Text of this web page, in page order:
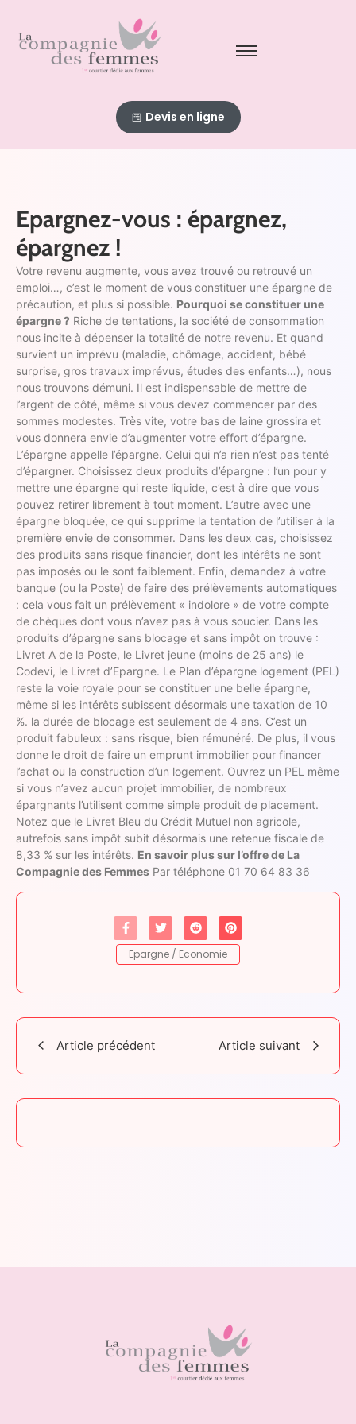
Devis en ligne
Epargnez-vous : épargnez,
épargnez !
Votre revenu augmente, vous avez trouvé ou retrouvé un
emploi…, c’est le moment de vous constituer une épargne de
précaution, et plus si possible. Pourquoi se constituer une
épargne ? Riche de tentations, la société de consommation
nous incite à dépenser la totalité de notre revenu. Et quand
survient un imprévu (maladie, chômage, accident, bébé
surprise, gros travaux imprévus, études des enfants…), nous
nous trouvons démuni. Il est indispensable de mettre de
l’argent de côté, même si vous devez commencer par des
sommes modestes. Très vite, votre bas de laine grossira et
vous donnera envie d’augmenter votre effort d’épargne.
L’épargne appelle l’épargne. Celui qui n’a rien n’est pas tenté
d’épargner. Choisissez deux produits d’épargne : l’un pour y
mettre une épargne qui reste liquide, c’est à dire que vous
pouvez retirer librement à tout moment. L’autre avec une
épargne bloquée, ce qui supprime la tentation de l’utiliser à la
première envie de consommer. Dans les deux cas, choisissez
des produits sans risque financier, dont les intérêts ne sont
pas imposés ou le sont faiblement. Enfin, demandez à votre
banque (ou la Poste) de faire des prélèvements automatiques
: cela vous fait un prélèvement « indolore » de votre compte
de chèques dont vous n’avez pas à vous soucier. Dans les
produits d’épargne sans blocage et sans impôt on trouve :
Livret A de la Poste, le Livret jeune (moins de 25 ans) le
Codevi, le Livret d’Epargne. Le Plan d’épargne logement (PEL)
reste la voie royale pour se constituer une belle épargne,
même si les intérêts subissent désormais une taxation de 10
%. la durée de blocage est seulement de 4 ans. C’est un
produit fabuleux : sans risque, bien rémunéré. De plus, il vous
donne le droit de faire un emprunt immobilier pour financer
l’achat ou la construction d’un logement. Ouvrez un PEL même
si vous n’avez aucun projet immobilier, de nombreux
épargnants l’utilisent comme simple produit de placement.
Notez que le Livret Bleu du Crédit Mutuel non agricole,
autrefois sans impôt subit désormais une retenue fiscale de
8,33 % sur les intérêts. En savoir plus sur l’offre de La
Compagnie des Femmes Par téléphone 01 70 64 83 36
Epargne / Economie
Article précédent Article suivant